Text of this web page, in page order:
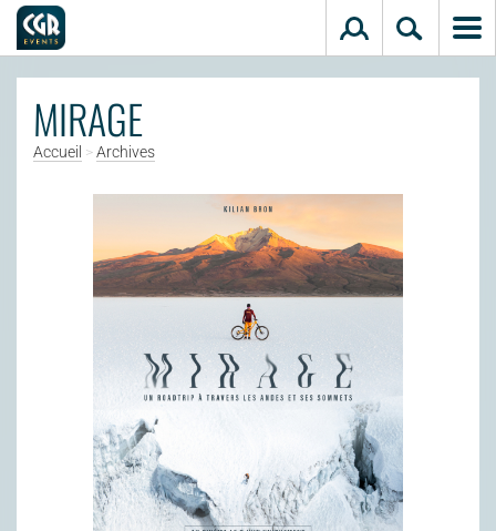
MIRAGE
Accueil >Archives